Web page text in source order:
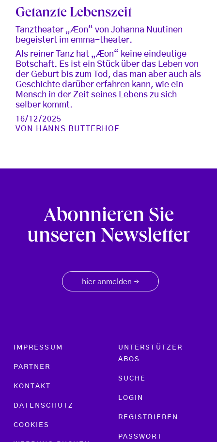
Getanzte Lebenszeit
Tanztheater „Æon“ von Johanna Nuutinen
begeistert im emma-theater.
Als reiner Tanz hat „Æon“ keine eindeutige
Botschaft. Es ist ein Stück über das Leben von
der Geburt bis zum Tod, das man aber auch als
Geschichte darüber erfahren kann, wie ein
Mensch in der Zeit seines Lebens zu sich
selber kommt.
16/12/2025
VON
HANNS BUTTERHOF
Abonnieren Sie
unseren Newsletter
hier anmelden →
Footer menu
IMPRESSUM
PARTNER
KONTAKT
DATENSCHUTZ
COOKIES
UNTERSTÜTZER
ABOS
SUCHE
LOGIN
REGISTRIEREN
PASSWORT